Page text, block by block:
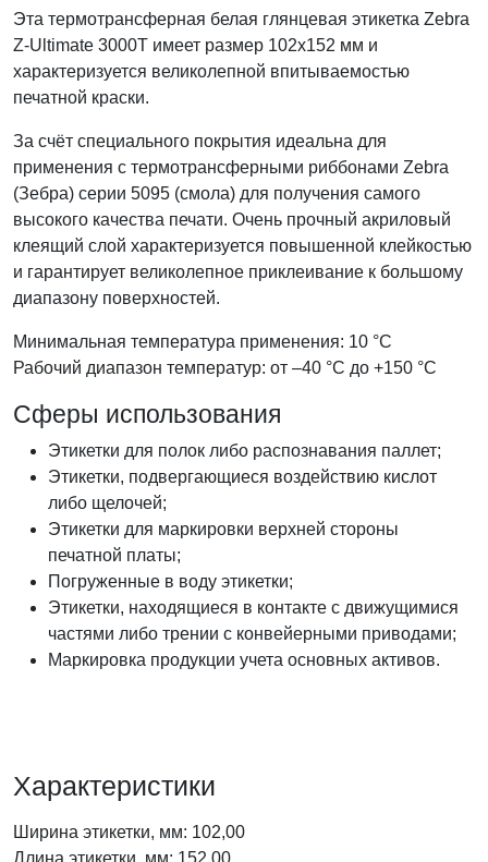
Эта термотрансферная белая глянцевая этикетка Zebra
Z-Ultimate 3000T имеет размер 102x152 мм и
характеризуется великолепной впитываемостью
печатной краски.
За счёт специального покрытия идеальна для
применения с термотрансферными риббонами Zebra
(Зебра) серии 5095 (смола) для получения самого
высокого качества печати. Очень прочный акриловый
клеящий слой характеризуется повышенной клейкостью
и гарантирует великолепное приклеивание к большому
диапазону поверхностей.
Минимальная температура применения: 10 °С
Рабочий диапазон температур: от –40 °С до +150 °С
Сферы использования
Этикетки для полок либо распознавания паллет;
Этикетки, подвергающиеся воздействию кислот
либо щелочей;
Этикетки для маркировки верхней стороны
печатной платы;
Погруженные в воду этикетки;
Этикетки, находящиеся в контакте с движущимися
частями либо трении с конвейерными приводами;
Маркировка продукции учета основных активов.
Характеристики
Ширина этикетки, мм: 102,00